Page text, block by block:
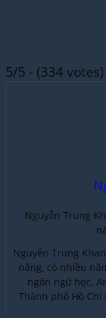
5/5 - (334 votes)
Nguyễn Trung
Nguyễn Trung
năng, có nhiều
ngôn ngữ học.
Thành phố Hồ